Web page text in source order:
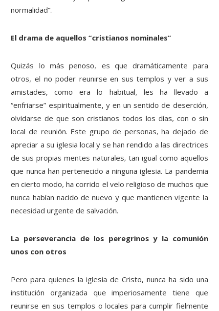
normalidad”.
El drama de aquellos “cristianos nominales”
Quizás lo más penoso, es que dramáticamente para
otros, el no poder reunirse en sus templos y ver a sus
amistades, como era lo habitual, les ha llevado a
“enfriarse” espiritualmente, y en un sentido de deserción,
olvidarse de que son cristianos todos los días, con o sin
local de reunión. Este grupo de personas, ha dejado de
apreciar a su iglesia local y se han rendido a las directrices
de sus propias mentes naturales, tan igual como aquellos
que nunca han pertenecido a ninguna iglesia. La pandemia
en cierto modo, ha corrido el velo religioso de muchos que
nunca habían nacido de nuevo y que mantienen vigente la
necesidad urgente de salvación.
La perseverancia de los peregrinos y la comunión
unos con otros
Pero para quienes la iglesia de Cristo, nunca ha sido una
institución organizada que imperiosamente tiene que
reunirse en sus templos o locales para cumplir fielmente